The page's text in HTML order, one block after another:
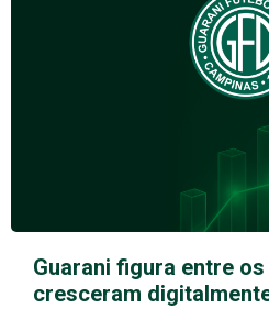
Guarani figura entre
cresceram